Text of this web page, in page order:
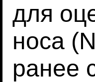
для
носа
ранее